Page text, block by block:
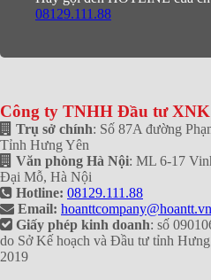
08129.111.88
Công ty TNHH Đầu tư
Trụ sở chính: Số 87A đường
Tỉnh Hưng Yên
Văn phòng Hà Nội: ML 6-17
Đại Mỗ, Hà Nội
Hotline: 08129.111.88
Email: hoanttcompany@hoantt.vn
Giấy phép kinh doanh: số
do Sở Kế hoạch và Đầu tư tỉnh
2019